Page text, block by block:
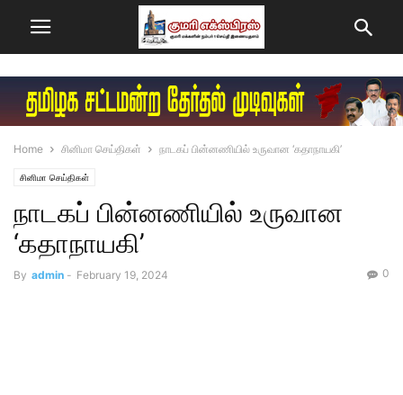
Home சினிமா செய்திகள் நாடகப் பின்னணியில் உருவான ‘கதாநாயகி’
சினிமா செய்திகள்
நாடகப் பின்னணியில் உருவான
‘கதாநாயகி’
By admin - February 19, 2024 0